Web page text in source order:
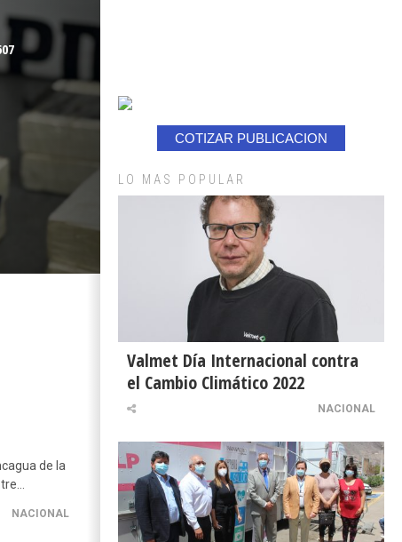
CULTIVOS
VALPARAÍSO
ARAUCANÍA
de la
NACIONAL
COTIZAR PUBLICACION
LO MAS POPULAR
Valmet Día Internacional contra
el Cambio Climático 2022
NACIONAL